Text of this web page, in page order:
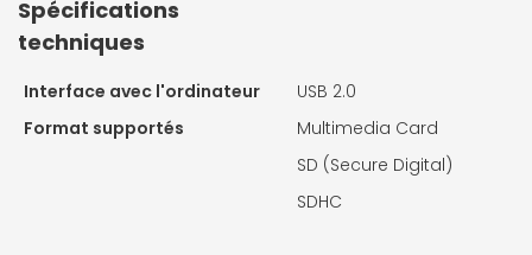
Spécifications
techniques
Interface avec l'ordinateur
USB 2.0
Format supportés
Multimedia Card
SD (Secure Digital)
SDHC